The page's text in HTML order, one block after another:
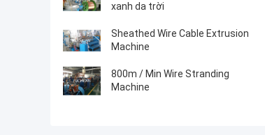
xanh da trời
Sheathed Wire Cable Extrusion
Machine
800m / Min Wire Stranding
Machine